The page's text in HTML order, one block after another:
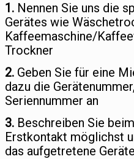
1. Nennen Sie uns die
Gerätes wie
Kaffeemaschine/
Trockner
2. Geben Sie für eine
dazu die
Seriennummer an
3. Beschreiben Sie
Erstkontakt möglichst
das aufgetretene